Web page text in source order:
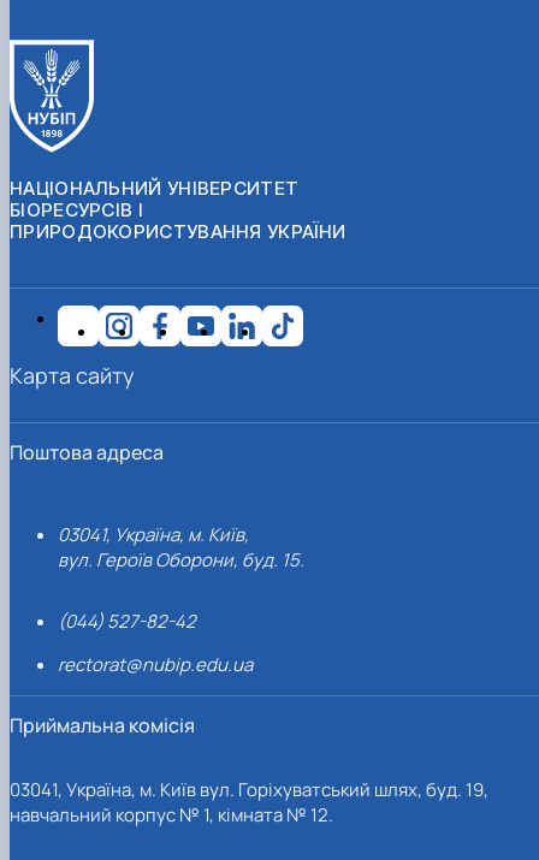
НАЦІОНАЛЬНИЙ УНІВЕРСИТЕТ
БІОРЕСУРСІВ І
ПРИРОДОКОРИСТУВАННЯ УКРАЇНИ
Поштова адреса
03041, Україна, м. Київ,
вул. Героїв Оборони, буд. 15.
(044) 527-82-42
rectorat@nubip.edu.ua
Приймальна комісія
03041, Україна, м. Київ вул. Горіхуватський шлях, буд. 19,
навчальний корпус № 1, кімната № 12.
Карта сайту